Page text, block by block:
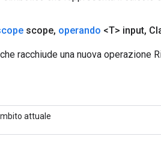
scope, operando <T> input,
racchiude una nuova operazione
attuale